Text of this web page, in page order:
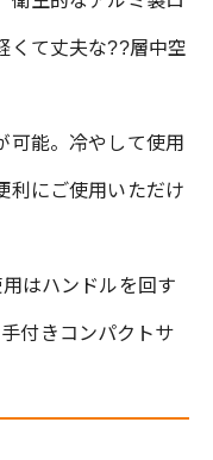
くて丈夫な??層中空
可能。冷やして使用
利にご使用いただけ
はハンドルを回す
付きコンパクトサ